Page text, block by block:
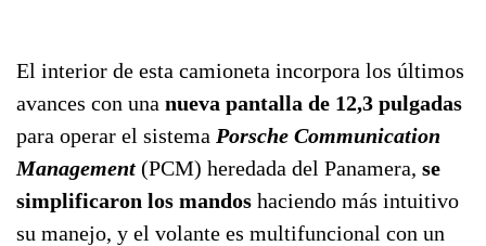
El interior de esta camioneta incorpora los últimos
avances con una nueva pantalla de 12,3 pulgadas
para operar el sistema Porsche Communication
Management (PCM) heredada del Panamera, se
simplificaron los mandos haciendo más intuitivo
su manejo, y el volante es multifuncional con un